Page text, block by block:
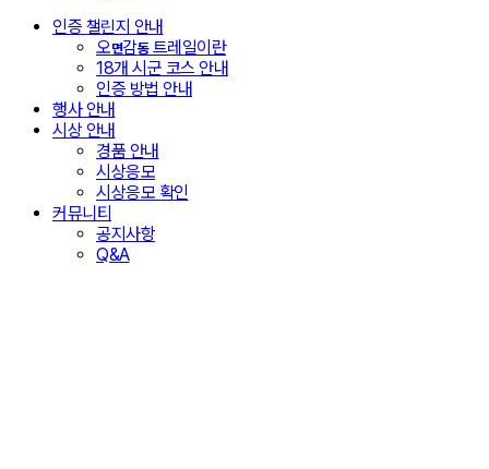
인증 챌린지 안내
오면감동트레일이란
18개 시군 코스 안내
인증 방법 안내
행사 안내
시상 안내
경품 안내
시상응모
시상응모 확인
커뮤니티
공지사항
Q&A